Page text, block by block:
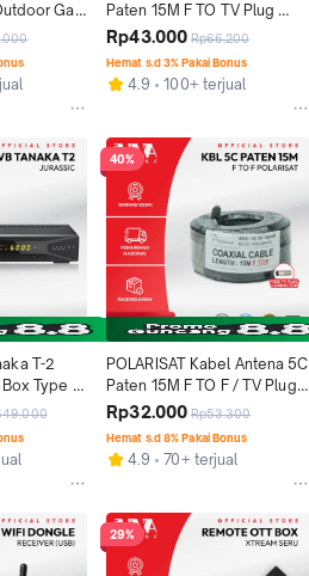
Gain
Paten 15M F TO TV Plug
Tanaka Kabel Coaxial 15
Meter Kualitas Premium Anti
Noise Tahan Lama
Rp43.000 Rp66.200
Hemat s.d 3% Pakai Bonus
4.9 100+ terjual
T-2
Type
Digital
40%
POLARISAT Kabel Antena 5C
Paten 15M F TO F / TV Plug
Polarisat Kabel Coaxial 15
Meter Kualitas Premium Anti
Noise Tahan Lama
Rp32.000 Rp53.300
Hemat s.d 8% Pakai Bonus
4.9 70+ terjual
29%